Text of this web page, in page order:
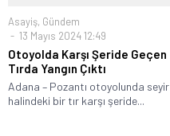
Asayiş, Gündem
13 Mayıs 2024 12:49
Otoyolda Karşı Şeride Geçen
Tırda Yangın Çıktı
Adana – Pozantı otoyolunda seyir
halindeki bir tır karşı şeride...